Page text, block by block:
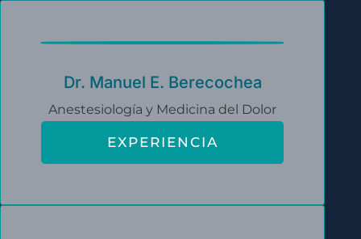
Dr. Manuel E. Berecochea
Anestesiología y Medicina del Dolor
EXPERIENCIA